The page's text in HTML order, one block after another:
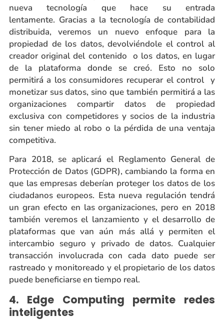
nueva tecnología que hace su entrada
lentamente. Gracias a la tecnología de contabilidad
distribuida, veremos un nuevo enfoque para la
propiedad de los datos, devolviéndole el control al
creador original del contenido o los datos, en lugar
de la plataforma donde se creó. Esto no solo
permitirá a los consumidores recuperar el control y
monetizar sus datos, sino que también permitirá a las
organizaciones compartir datos de propiedad
exclusiva con competidores y socios de la industria
sin tener miedo al robo o la pérdida de una ventaja
competitiva.
Para 2018, se aplicará el Reglamento General de
Protección de Datos (GDPR), cambiando la forma en
que las empresas deberían proteger los datos de los
ciudadanos europeos. Esta nueva regulación tendrá
un gran efecto en las organizaciones, pero en 2018
también veremos el lanzamiento y el desarrollo de
plataformas que van aún más allá y permiten el
intercambio seguro y privado de datos. Cualquier
transacción involucrada con cada dato puede ser
rastreado y monitoreado y el propietario de los datos
puede beneficiarse en tiempo real.
4. Edge Computing permite redes
inteligentes